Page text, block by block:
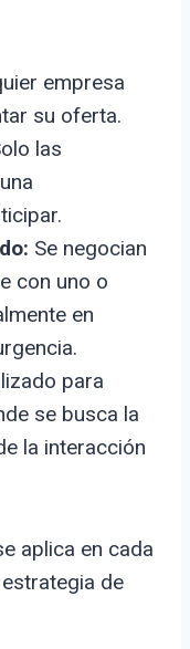
empresa
su oferta.
las
Se negocian
con uno o
en
para
se busca la
la interacción
aplica en cada
de